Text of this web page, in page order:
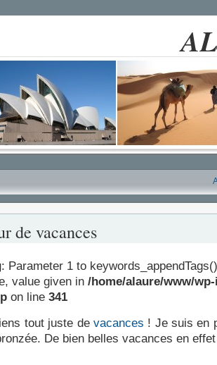
de vacances
: Parameter 1 to
value given in /home/alaure/www/
on line 341
tout juste de vacances ! Je suis en
De bien belles vacances en